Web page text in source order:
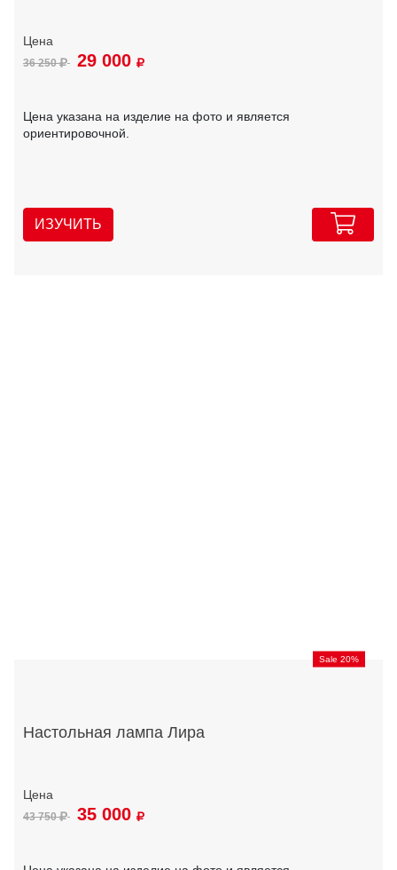
36 250 29 000
Цена указана на изделие на фото и является
ориентировочной.
ИЗУЧИТЬ
Sale 20%
Настольная лампа Лира
43 750 35 000